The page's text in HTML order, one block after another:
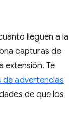
lleguen a la
capturas de
extensión. Te
de advertencias
de que los